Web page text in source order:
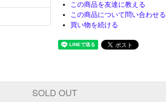
この商品を友達に教える
この商品について問い合わせる
買い物を続ける
SOLD OUT